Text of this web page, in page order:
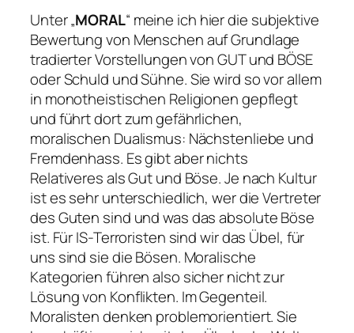
Unter „MORAL“ meine ich hier die subjektive
Bewertung von Menschen auf Grundlage
tradierter Vorstellungen von GUT und BÖSE
oder Schuld und Sühne. Sie wird so vor allem
in monotheistischen Religionen gepflegt
und führt dort zum gefährlichen,
moralischen Dualismus: Nächstenliebe und
Fremdenhass. Es gibt aber nichts
Relativeres als Gut und Böse. Je nach Kultur
ist es sehr unterschiedlich, wer die Vertreter
des Guten sind und was das absolute Böse
ist. Für IS-Terroristen sind wir das Übel, für
uns sind sie die Bösen. Moralische
Kategorien führen also sicher nicht zur
Lösung von Konflikten. Im Gegenteil.
Moralisten denken problemorientiert. Sie